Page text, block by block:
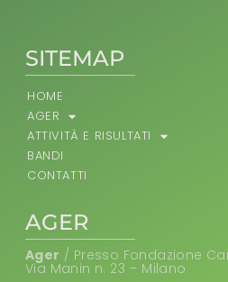
AGER
Ager / Presso Fondazione
Via Manin n. 23 – Milano
SITEMAP
HOME
AGER
ATTIVITÀ E RISULTATI
BANDI
CONTATTI